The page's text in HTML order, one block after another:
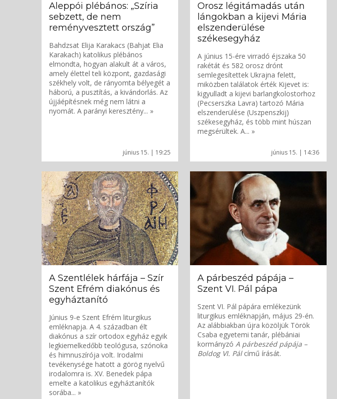
június 15. | 19:25
Aleppói plébános: „Szíria
sebzett, de nem
reményvesztett ország”
Bahdzsat Elija Karakacs (Bahjat Elia
Karakach) katolikus plébános
elmondta, hogyan alakult át a város,
amely élettel teli központ, gazdasági
székhely volt, de rányomta bélyegét a
háború, a pusztítás, a kivándorlás. Az
újjáépítésnek még nem látni a
nyomát. A parányi keresztény... »
június 15. | 14:36
Orosz légitámadás után
lángokban a kijevi Mária
elszenderülése
székesegyház
A június 15-ére virradó éjszaka 50
rakétát és 582 orosz drónt
semlegesítettek Ukrajna felett,
miközben találatok érték Kijevet is:
kigyulladt a kijevi barlangkolostorhoz
(Pecserszka Lavra) tartozó Mária
elszenderülése (Uszpenszkij)
székesegyház, és több mint húszan
megsérültek. A... »
A Szentlélek hárfája – Szír
Szent Efrém diakónus és
egyháztanító
Június 9-e Szent Efrém liturgikus
emléknapja. A 4. században élt
diakónus a szír ortodox egyház egyik
legkiemelkedőbb teológusa, szónoka
és himnuszírója volt. Irodalmi
tevékenysége hatott a görög nyelvű
irodalomra is. XV. Benedek pápa
emelte a katolikus egyháztanítók
sorába... »
A párbeszéd pápája –
Szent VI. Pál pápa
Szent VI. Pál pápára emlékezünk
liturgikus emléknapján, május 29-én.
Az alábbiakban újra közöljük Török
Csaba egyetemi tanár, plébániai
kormányzó A párbeszéd pápája –
Boldog VI. Pálcímű írását.